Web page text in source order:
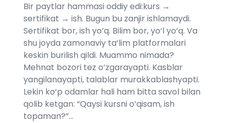
Bir paytlar hammasi oddiy edi:kurs →
sertifikat → ish. Bugun bu zanjir ishlamaydi.
Sertifikat bor, ish yo‘q. Bilim bor, yo‘l yo‘q. Va
shu joyda zamonaviy ta’lim platformalari
keskin burilish qildi. Muammo nimada?
Mehnat bozori tez o‘zgarayapti. Kasblar
yangilanayapti, talablar murakkablashyapti.
Lekin ko‘p odamlar hali ham bitta savol bilan
qolib ketgan: “Qaysi kursni o‘qisam, ish
topaman?”…